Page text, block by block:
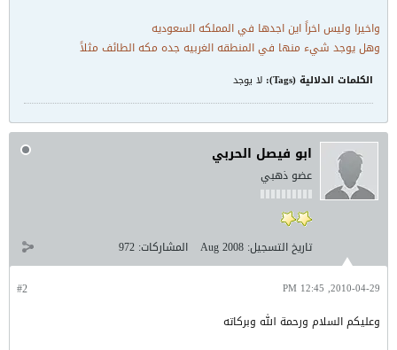
واخيرا وليس اخراً اين اجدها في المملكه السعوديه
وهل يوجد شيء منها في المنطقه الغربيه جده مكه الطائف مثلاً
الكلمات الدلالية (Tags): لا يوجد
ابو فيصل الحربي
عضو ذهبي
تاريخ التسجيل: Aug 2008 المشاركات: 972
#2 2010-04-29, 12:45 PM
وعليكم السلام ورحمة الله وبركاته